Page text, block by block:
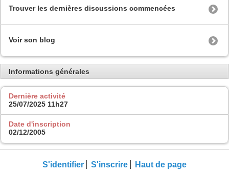
Trouver les dernières discussions commencées
Voir son blog
Informations générales
Dernière activité
25/07/2025 11h27
Date d'inscription
02/12/2005
S'identifier S'inscrire Haut de page